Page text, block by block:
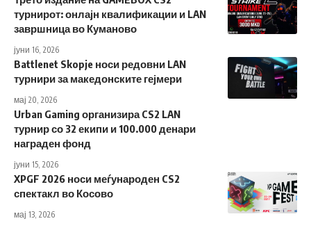
турнирот: онлајн квалификации и LAN
завршница во Куманово
јуни 16, 2026
Battlenet Skopje носи редовни LAN
турнири за македонските гејмери
мај 20, 2026
Urban Gaming организира CS2 LAN
турнир со 32 екипи и 100.000 денари
награден фонд
јуни 15, 2026
XPGF 2026 носи меѓународен CS2
спектакл во Косово
мај 13, 2026